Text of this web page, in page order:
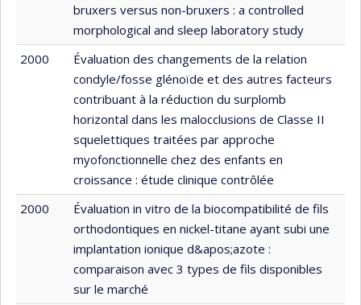
bruxers versus non-bruxers : a controlled
morphological and sleep laboratory study
2000
Évaluation des changements de la relation
condyle/fosse glénoïde et des autres facteurs
contribuant à la réduction du surplomb
horizontal dans les malocclusions de Classe II
squelettiques traitées par approche
myofonctionnelle chez des enfants en
croissance : étude clinique contrôlée
2000
Évaluation in vitro de la biocompatibilité de fils
orthodontiques en nickel-titane ayant subi une
implantation ionique d&apos;azote :
comparaison avec 3 types de fils disponibles
sur le marché